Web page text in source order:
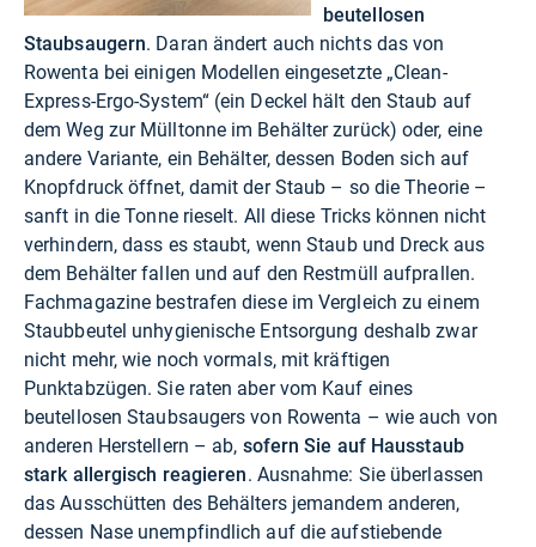
beutellosen
Staubsaugern. Daran ändert auch nichts das von
Rowenta bei einigen Modellen eingesetzte „Clean-
Express-Ergo-System“ (ein Deckel hält den Staub auf
dem Weg zur Mülltonne im Behälter zurück) oder, eine
andere Variante, ein Behälter, dessen Boden sich auf
Knopfdruck öffnet, damit der Staub – so die Theorie –
sanft in die Tonne rieselt. All diese Tricks können nicht
verhindern, dass es staubt, wenn Staub und Dreck aus
dem Behälter fallen und auf den Restmüll aufprallen.
Fachmagazine bestrafen diese im Vergleich zu einem
Staubbeutel unhygienische Entsorgung deshalb zwar
nicht mehr, wie noch vormals, mit kräftigen
Punktabzügen. Sie raten aber vom Kauf eines
beutellosen Staubsaugers von Rowenta – wie auch von
anderen Herstellern – ab, sofern Sie auf Hausstaub
stark allergisch reagieren. Ausnahme: Sie überlassen
das Ausschütten des Behälters jemandem anderen,
dessen Nase unempfindlich auf die aufstiebende